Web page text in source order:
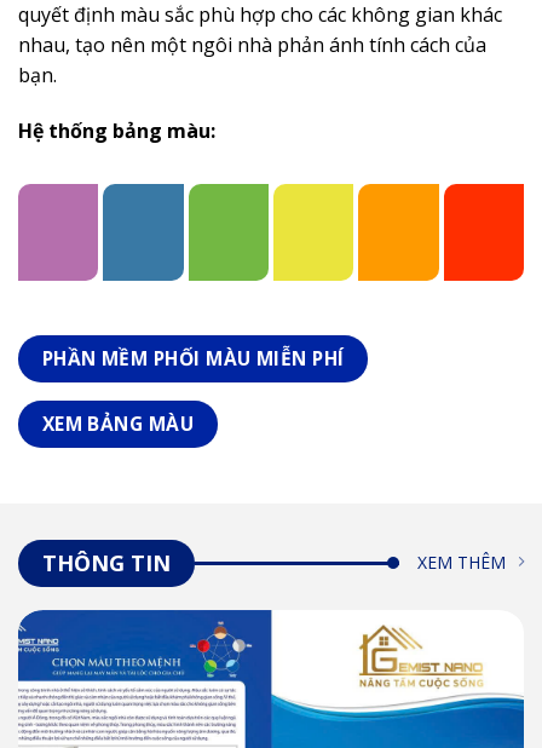
quyết định màu sắc phù hợp cho các không gian khác
nhau, tạo nên một ngôi nhà phản ánh tính cách của
bạn.
Hệ thống bảng màu:
PHẦN MỀM PHỐI MÀU MIỄN PHÍ
XEM BẢNG MÀU
THÔNG TIN XEM THÊM